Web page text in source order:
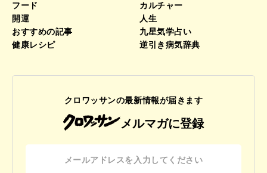
フード
カルチャー
開運
人生
おすすめの記事
九星気学占い
健康レシピ
逆引き病気辞典
クロワッサンの最新情報が届きます
メルマガに登録